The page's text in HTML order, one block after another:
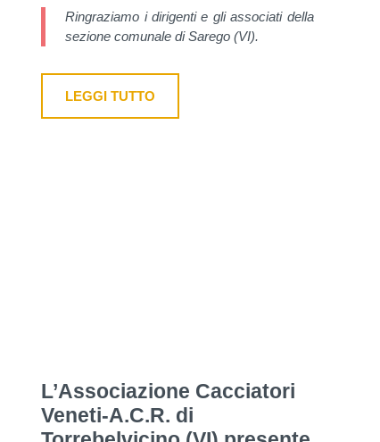
Ringraziamo i dirigenti e gli associati della
sezione comunale di Sarego (VI).
LEGGI TUTTO
L’Associazione Cacciatori
Veneti-A.C.R. di